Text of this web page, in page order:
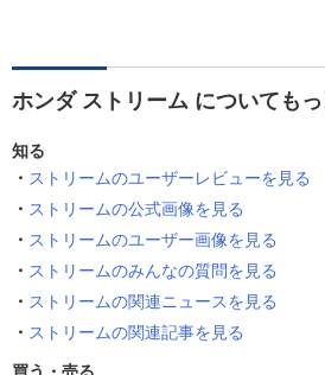
ホンダ ストリーム についてもっ
知る
ストリームのユーザーレビューを見る
ストリームの公式画像を見る
ストリームのユーザー画像を見る
ストリームのみんなの質問を見る
ストリームの関連ニュースを見る
ストリームの関連記事を見る